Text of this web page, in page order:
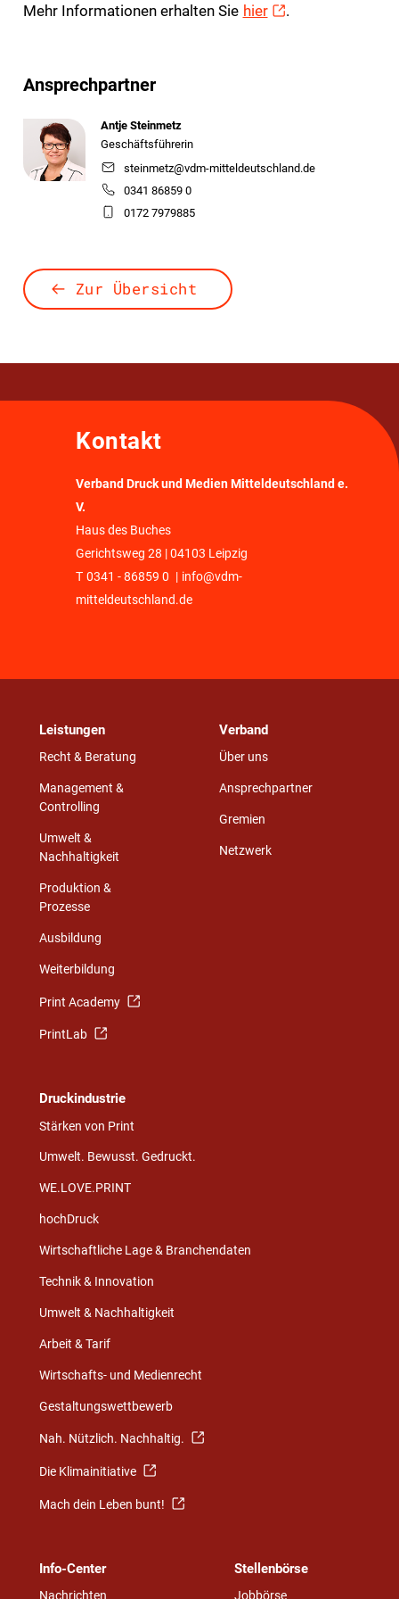
Mehr Informationen erhalten Sie hier .
Ansprechpartner
Antje Steinmetz
Geschäftsführerin
steinmetz@vdm-mitteldeutschland.de
0341 86859 0
0172 7979885
Zur Übersicht
Kontakt
Verband Druck und Medien Mitteldeutschland e.
V.
Haus des Buches
Gerichtsweg 28 | 04103 Leipzig
T 0341 - 86859 0 | info@vdm-
mitteldeutschland.de
Leistungen
Recht & Beratung
Management &
Controlling
Umwelt &
Nachhaltigkeit
Produktion &
Prozesse
Ausbildung
Weiterbildung
Print Academy
PrintLab
Verband
Über uns
Ansprechpartner
Gremien
Netzwerk
Druckindustrie
Stärken von Print
Umwelt. Bewusst. Gedruckt.
WE.LOVE.PRINT
hochDruck
Wirtschaftliche Lage & Branchendaten
Technik & Innovation
Umwelt & Nachhaltigkeit
Arbeit & Tarif
Wirtschafts- und Medienrecht
Gestaltungswettbewerb
Nah. Nützlich. Nachhaltig.
Die Klimainitiative
Mach dein Leben bunt!
Info-Center Stellenbörse